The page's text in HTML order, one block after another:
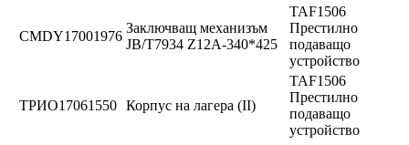
CMDY17001976
Заключващ механизъм
JB/T7934 Z12A-340*425
TAF1506
Престилно
подаващо
устройство
ТРИО17061550 Корпус на лагера (II)
TAF1506
Престилно
подаващо
устройство